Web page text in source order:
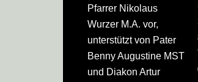
Pfarrer Nikolaus
Wurzer M.A. vor,
unterstützt von Pater
Benny Augustine MST
und Diakon Artur